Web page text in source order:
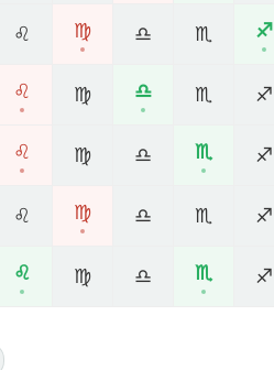
♌ ♍ ♎ ♏ ♐
♌ ♍ ♎ ♏ ♐
♌ ♍ ♎ ♏ ♐
♌ ♍ ♎ ♏ ♐
♌ ♍ ♎ ♏ ♐